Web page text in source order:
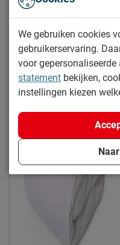
Materiaal tijk topper
Tijk topper afritsbaar
Poten
Modelnaam poten
Materiaal poten
Goed om te weten
We gebruiken cookies
gebruikerservaring.
voor
statement bekijken,
instellingen kiezen